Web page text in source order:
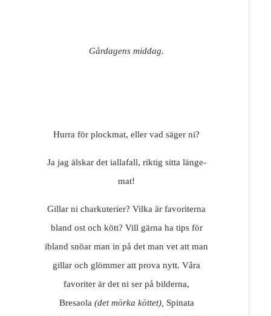
Gårdagens middag.
Hurra för plockmat, eller vad säger ni?
Ja jag älskar det iallafall, riktig sitta länge-
mat!
Gillar ni charkuterier? Vilka är favoriterna
bland ost och kött? Vill gärna ha tips för
ibland snöar man in på det man vet att man
gillar och glömmer att prova nytt. Våra
favoriter är det ni ser på bilderna,
Bresaola (det mörka köttet), Spinata